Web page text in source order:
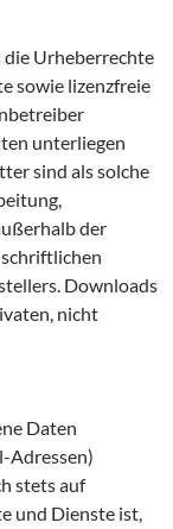
die Urheberrechte
sowie lizenzfreie
unterliegen
sind als solche
der
Downloads
nicht
Daten
Adressen)
stets auf
und Dienste ist,